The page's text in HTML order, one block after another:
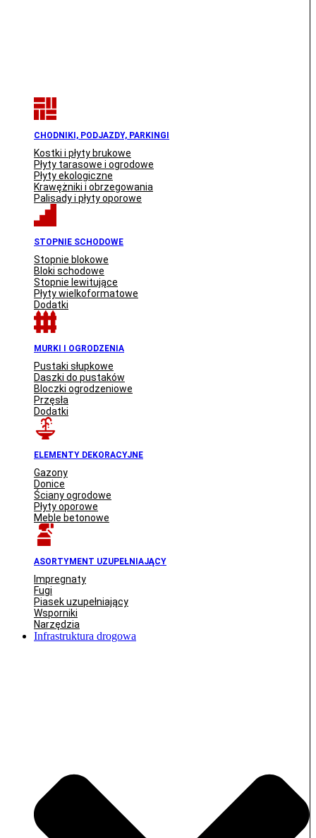
CHODNIKI, PODJAZDY, PARKINGI
Kostki i płyty brukowe
Płyty tarasowe i ogrodowe
Płyty ekologiczne
Krawężniki i obrzegowania
Palisady i płyty oporowe
STOPNIE SCHODOWE
Stopnie blokowe
Bloki schodowe
Stopnie lewitujące
Płyty wielkoformatowe
Dodatki
MURKI I OGRODZENIA
Pustaki słupkowe
Daszki do pustaków
Bloczki ogrodzeniowe
Przęsła
Dodatki
ELEMENTY DEKORACYJNE
Gazony
Donice
Ściany ogrodowe
Płyty oporowe
Meble betonowe
ASORTYMENT UZUPEŁNIAJĄCY
Impregnaty
Fugi
Piasek uzupełniający
Wsporniki
Narzędzia
Infrastruktura drogowa